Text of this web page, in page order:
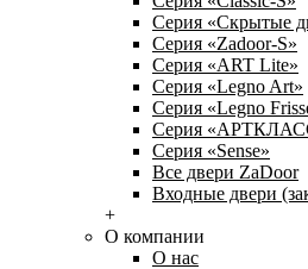
Серия «Скрытые
Серия «Zadoor-S»
Серия «ART Lite»
Серия «Legno Art»
Серия «Legno
Серия
Серия «Sense»
Все двери ZaDoor
Входные двери
+
О компании
О нас